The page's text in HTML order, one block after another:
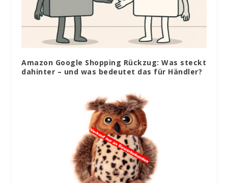
Amazon Google Shopping Rückzug: Was steckt
dahinter – und was bedeutet das für Händler?